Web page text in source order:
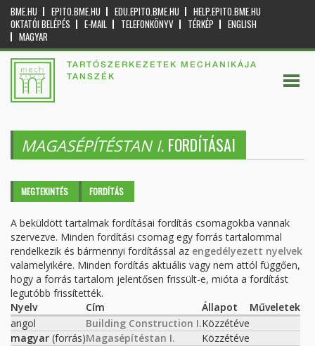
BME.HU EPITO.BME.HU EDU.EPITO.BME.HU
HELP.EPITO.BME.HU
OKTATÓI BELÉPÉS
E-MAIL TELEFONKÖNYV TÉRKÉP
ENGLISH
MAGYAR
TARTÓSZERKEZETEK MECHANIKÁJA
TANSZÉK
MAGASÉPÍTÉSTAN I. FORDÍTÁSAI
Elsődleges fülek
MEGTEKINTÉS FORDÍTÁS
A beküldött tartalmak fordításai fordítás csomagokba vannak
szervezve. Minden fordítási csomag egy forrás tartalommal
rendelkezik és bármennyi fordítással az engedélyezett nyelvek
valamelyikére. Minden fordítás aktuális vagy nem attól függően,
hogy a forrás tartalom jelentősen frissült-e, mióta a fordítást
legutóbb frissítették.
Nyelv
Cím Állapot
Műveletek
angol
Building Construction I.Közzétéve
magyar (forrás)Magasépítéstan I. Közzétéve